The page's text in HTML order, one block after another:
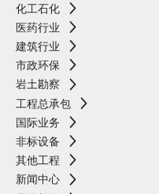
化工石化
医药行业
建筑行业
市政环保
岩土勘察
工程总承包
国际业务
非标设备
其他工程
新闻中心